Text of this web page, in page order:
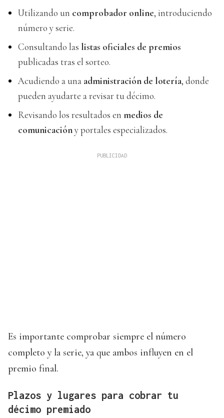
Utilizando un comprobador online, introduciendo
número y serie.
Consultando las listas oficiales de premios
publicadas tras el sorteo.
Acudiendo a una administración de lotería, donde
pueden ayudarte a revisar tu décimo.
Revisando los resultados en medios de
comunicacióny portales especializados.
Es importante comprobar siempre el número
completo y la serie, ya que ambos influyen en el
premio final.
Plazos y lugares para cobrar tu
décimo premiado